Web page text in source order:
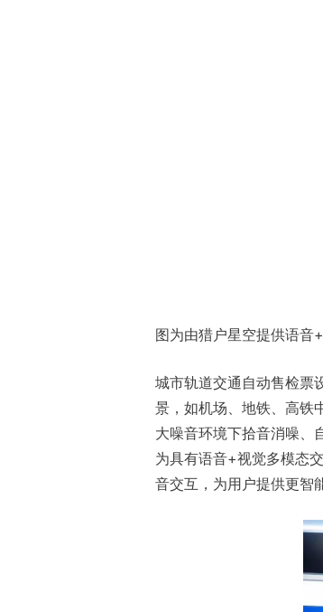
图为由猎户星空提供语音
城市轨道交通自动售检票
景，如机场、地铁、高铁
大噪音环境下拾音消噪、
为具有语音+视觉多模态
音交互，为用户提供更智